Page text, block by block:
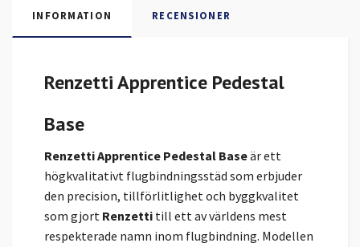
INFORMATION RECENSIONER
Renzetti Apprentice Pedestal
Base
Renzetti Apprentice Pedestal Baseär ett
högkvalitativt flugbindningsstäd som erbjuder
den precision, tillförlitlighet och byggkvalitet
som gjort Renzetti till ett av världens mest
respekterade namn inom flugbindning. Modellen